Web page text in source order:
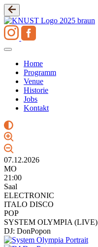
Zum
Inhalt
springen
Home
Programm
Venue
Historie
Jobs
Kontakt
07.12.2026
MO
21:00
Saal
ELECTRONIC
ITALO DISCO
POP
SYSTEM OLYMPIA (LIVE)
DJ: DonPopon